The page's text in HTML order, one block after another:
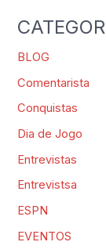
BLOG
Comentarista
Conquistas
Dia de Jogo
Entrevistas
Entrevistsa
ESPN
EVENTOS